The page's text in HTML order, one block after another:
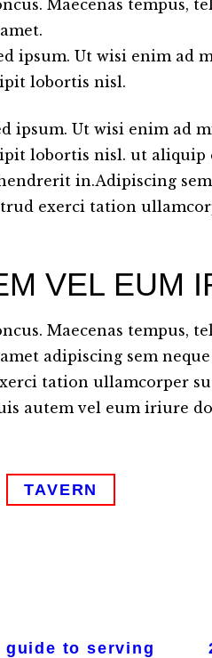
Maecenas tempus,
ipsum. Ut wisi enim ad
lobortis nisl.
ipsum. Ut wisi enim ad
lobortis nisl. ut aliquip
in.Adipiscing
exerci tation
VEL EUM
Maecenas tempus,
adipiscing sem
tation ullamcorper
autem vel eum iriure
TAVERN
guide to serving